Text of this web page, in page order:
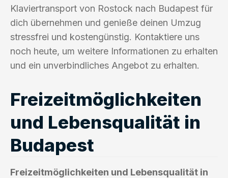
Klaviertransport von Rostock nach Budapest für
dich übernehmen und genieße deinen Umzug
stressfrei und kostengünstig. Kontaktiere uns
noch heute, um weitere Informationen zu erhalten
und ein unverbindliches Angebot zu erhalten.
Freizeitmöglichkeiten
und Lebensqualität in
Budapest
Freizeitmöglichkeiten und Lebensqualität in